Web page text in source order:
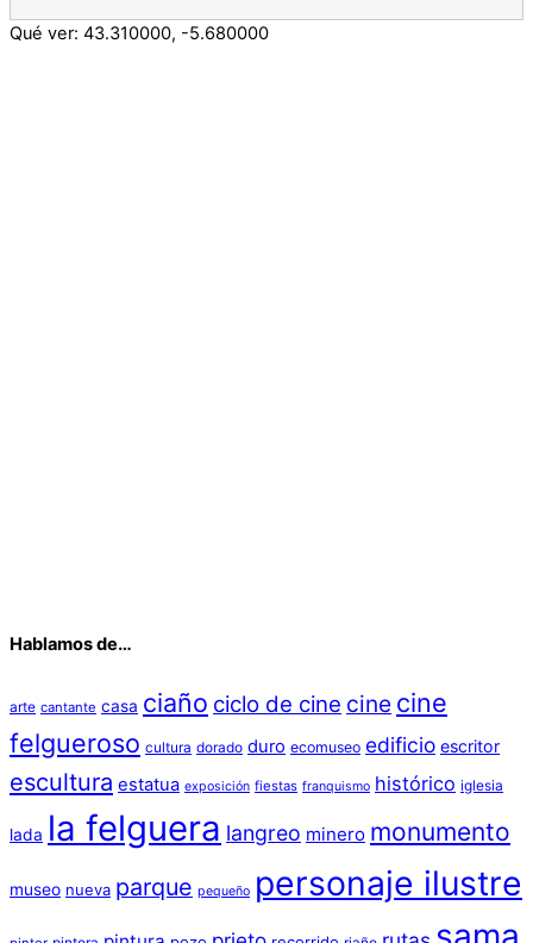
Qué ver: 43.310000, -5.680000
Hablamos de…
arte cantante casa ciaño ciclo de cine cine cine
felgueroso cultura dorado duro ecomuseo edificio escritor
escultura estatua exposición fiestas franquismo histórico iglesia
lada la felguera langreo minero monumento
museo nueva parque pequeño personaje ilustre